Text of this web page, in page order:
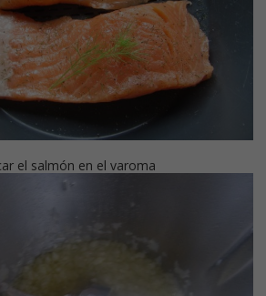
el salmón en el varoma